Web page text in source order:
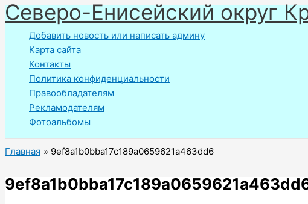
Перейти
к
содержимому
Северо-Енисейский округ
Добавить новость или написать админу
Карта сайта
Контакты
Политика конфиденциальности
Правообладателям
Рекламодателям
Фотоальбомы
Главная 9ef8a1b0bba17c189a0659621a463dd6